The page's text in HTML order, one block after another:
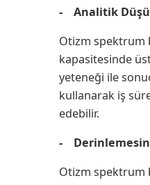
- Analitik
Otizm spektrum
kapasitesinde
yeteneği ile
kullanarak iş
edebilir.
-
Otizm spektrum